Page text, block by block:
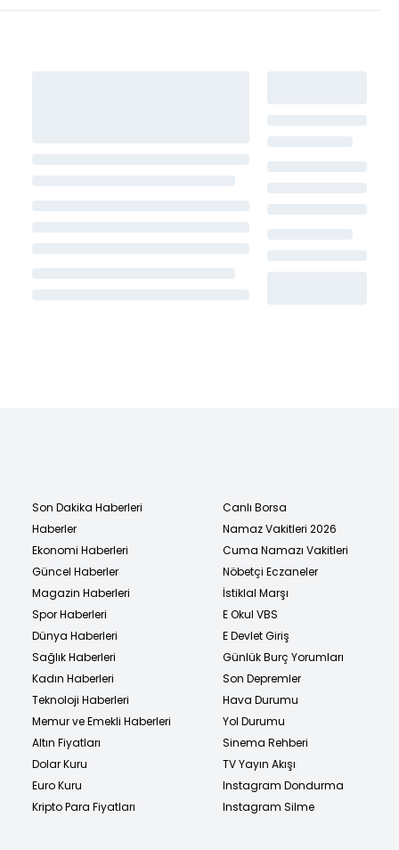
Son Dakika Haberleri
Haberler
Ekonomi Haberleri
Güncel Haberler
Magazin Haberleri
Spor Haberleri
Dünya Haberleri
Sağlık Haberleri
Kadın Haberleri
Teknoloji Haberleri
Memur ve Emekli Haberleri
Altın Fiyatları
Dolar Kuru
Euro Kuru
Kripto Para Fiyatları
Canlı Borsa
Namaz Vakitleri 2026
Cuma Namazı Vakitleri
Nöbetçi Eczaneler
İstiklal Marşı
E Okul VBS
E Devlet Giriş
Günlük Burç Yorumları
Son Depremler
Hava Durumu
Yol Durumu
Sinema Rehberi
TV Yayın Akışı
Instagram Dondurma
Instagram Silme